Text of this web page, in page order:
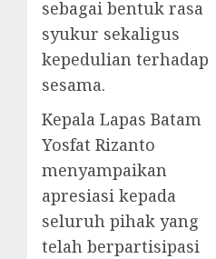
sebagai bentuk rasa
syukur sekaligus
kepedulian terhadap
sesama.
Kepala Lapas Batam
Yosfat Rizanto
menyampaikan
apresiasi kepada
seluruh pihak yang
telah berpartisipasi